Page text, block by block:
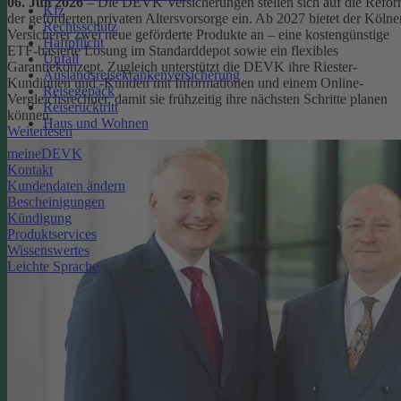
Kfz
Rechtsschutz
Haftpflicht
Unfall
Auslandsreisekrankenversicherung
Reisegepäck
Reiserücktritt
Haus und Wohnen
meineDEVK
Kontakt
Kundendaten ändern
Bescheinigungen
Kündigung
Produktservices
Wissenswertes
Leichte Sprache
der geförderten privaten Altersvorsorge ein. Ab 2027 bietet der
Versicherer zwei neue geförderte Produkte an – eine kostengünstige
ETF-basierte Lösung im Standarddepot sowie ein flexibles
Garantiekonzept. Zugleich unterstützt die DEVK ihre Riester-
Kundinnen und -Kunden mit Informationen und einem Online-
Vergleichsrechner, damit sie frühzeitig ihre nächsten Schritte planen
können.
Weiterlesen